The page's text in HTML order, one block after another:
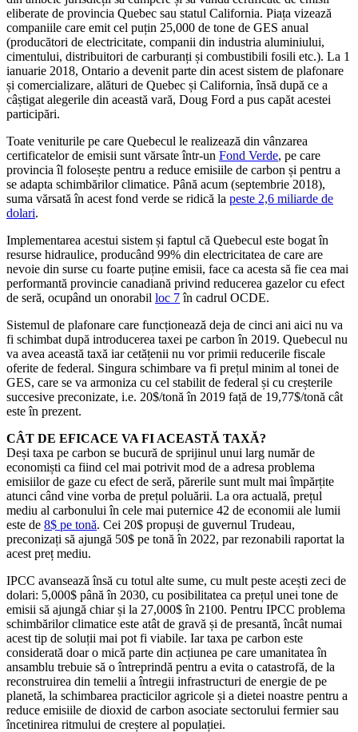
eliberate de provincia Quebec sau statul California. Piața vizează
companiile care emit cel puțin 25,000 de tone de GES anual
(producători de electricitate, companii din industria aluminiului,
cimentului, distribuitori de carburanți și combustibili fosili etc.). La 1
ianuarie 2018, Ontario a devenit parte din acest sistem de plafonare
și comercializare, alături de Quebec și California, însă după ce a
câștigat alegerile din această vară, Doug Ford a pus capăt acestei
participări.
Toate veniturile pe care Quebecul le realizează din vânzarea
certificatelor de emisii sunt vărsate într-un Fond Verde, pe care
provincia îl folosește pentru a reduce emisiile de carbon și pentru a
se adapta schimbărilor climatice. Până acum (septembrie 2018),
suma vărsată în acest fond verde se ridică la peste 2,6 miliarde de
dolari.
Implementarea acestui sistem și faptul că Quebecul este bogat în
resurse hidraulice, producând 99% din electricitatea de care are
nevoie din surse cu foarte puține emisii, face ca acesta să fie cea mai
performantă provincie canadiană privind reducerea gazelor cu efect
de seră, ocupând un onorabil loc 7în cadrul OCDE.
Sistemul de plafonare care funcționează deja de cinci ani aici nu va
fi schimbat după introducerea taxei pe carbon în 2019. Quebecul nu
va avea această taxă iar cetățenii nu vor primii reducerile fiscale
oferite de federal. Singura schimbare va fi prețul minim al tonei de
GES, care se va armoniza cu cel stabilit de federal și cu creșterile
succesive preconizate, i.e. 20$/tonă în 2019 față de 19,77$/tonă cât
este în prezent.
CÂT DE EFICACE VA FI ACEASTĂ TAXĂ?
Deși taxa pe carbon se bucură de sprijinul unui larg număr de
economiști ca fiind cel mai potrivit mod de a adresa problema
emisiilor de gaze cu efect de seră, părerile sunt mult mai împărțite
atunci când vine vorba de prețul poluării. La ora actuală, prețul
mediu al carbonului în cele mai puternice 42 de economii ale lumii
este de 8$ pe tonă. Cei 20$ propuși de guvernul Trudeau,
preconizați să ajungă 50$ pe tonă în 2022, par rezonabili raportat la
acest preț mediu.
IPCC avansează însă cu totul alte sume, cu mult peste acești zeci de
dolari: 5,000$ până în 2030, cu posibilitatea ca prețul unei tone de
emisii să ajungă chiar și la 27,000$ în 2100. Pentru IPCC problema
schimbărilor climatice este atât de gravă și de presantă, încât numai
acest tip de soluții mai pot fi viabile. Iar taxa pe carbon este
considerată doar o mică parte din acțiunea pe care umanitatea în
ansamblu trebuie să o întreprindă pentru a evita o catastrofă, de la
reconstruirea din temelii a întregii infrastructuri de energie de pe
planetă, la schimbarea practicilor agricole și a dietei noastre pentru a
reduce emisiile de dioxid de carbon asociate sectorului fermier sau
încetinirea ritmului de creștere al populației.